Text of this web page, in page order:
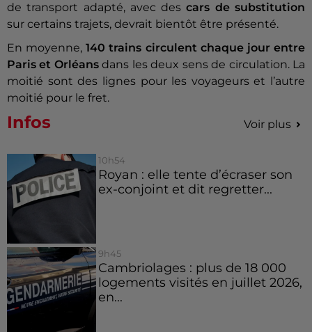
de transport adapté, avec descars de substitution
sur certains trajets, devrait bientôt être présenté.
En moyenne,140 trains circulent chaque jour entre
Paris et Orléansdans les deux sens de circulation. La
moitié sont des lignes pour les voyageurs et l’autre
moitié pour le fret.
Infos Voir plus
10h54
Royan : elle tente d’écraser son
ex-conjoint et dit regretter...
9h45
Cambriolages : plus de 18 000
logements visités en juillet 2026,
en...